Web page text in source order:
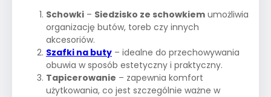
Schowki – Siedzisko ze schowkiem umożliwia
organizację butów, toreb czy innych
akcesoriów.
Szafki na buty – idealne do przechowywania
obuwia w sposób estetyczny i praktyczny.
Tapicerowanie – zapewnia komfort
użytkowania, co jest szczególnie ważne w